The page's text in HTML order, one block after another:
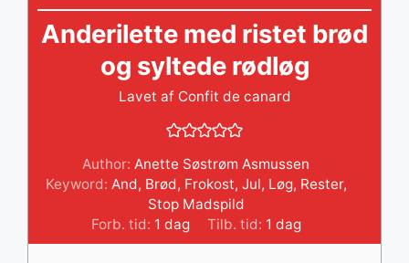
Anderilette med ristet brød
og syltede rødløg
Lavet af Confit de canard
Author:Anette Søstrøm Asmussen
Keyword: And, Brød, Frokost, Jul, Løg, Rester,
Stop Madspild
Forb. tid: 1 dag
dag Tilb. tid: 1 dag
dag